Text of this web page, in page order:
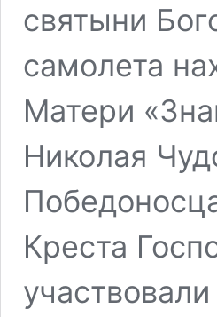
святыни
самолета
Матери
Николая
Креста